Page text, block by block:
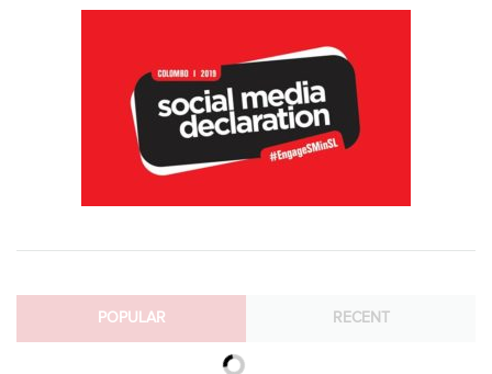
POPULAR RECENT